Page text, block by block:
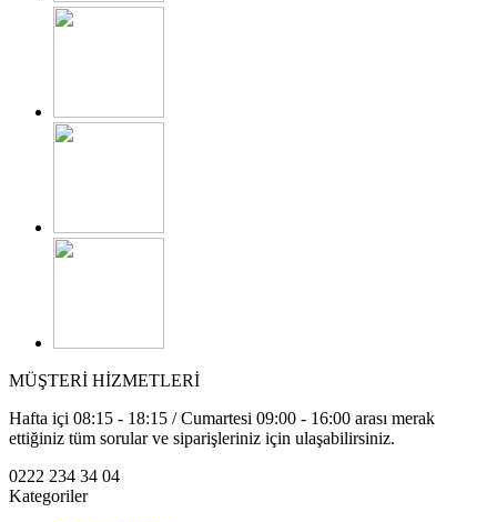
MÜŞTERİ HİZMETLERİ
Hafta içi 08:15 - 18:15 / Cumartesi 09:00 - 16:00 arası merak
ettiğiniz tüm sorular ve siparişleriniz için ulaşabilirsiniz.
0222 234 34 04
Kategoriler